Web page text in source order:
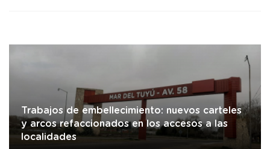
Trabajos de embellecimiento: nuevos carteles
y arcos refaccionados en los accesos a las
localidades